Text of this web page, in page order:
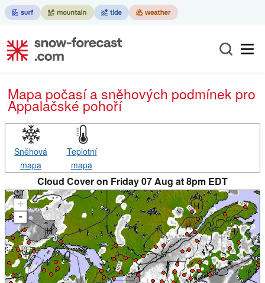
Mapa počasí a sněhových podmínek pro
Appalačské pohoří
Sněhová
mapa
Teplotní
mapa
Cloud Cover on Friday 07 Aug at 8pm EDT
+
-